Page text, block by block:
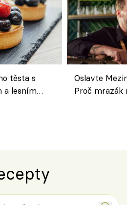
těsta s
a lesním
Oslavte
Proč